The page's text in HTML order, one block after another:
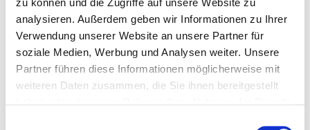
analysieren. Außerdem geben wir Informationen zu Ihrer
Verwendung unserer Website an unsere Partner für
soziale Medien, Werbung und Analysen weiter. Unsere
Partner führen diese Informationen möglicherweise mit
weiteren Daten zusammen, die Sie ihnen bereitgestellt